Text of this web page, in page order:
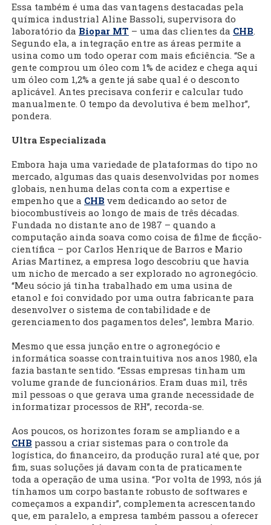
Essa também é uma das vantagens destacadas pela
química industrial Aline Bassoli, supervisora do
laboratório da Biopar MT – uma das clientes da CHB.
Segundo ela, a integração entre as áreas permite a
usina como um todo operar com mais eficiência. “Se a
gente comprou um óleo com 1% de acidez e chega aqui
um óleo com 1,2% a gente já sabe qual é o desconto
aplicável. Antes precisava conferir e calcular tudo
manualmente. O tempo da devolutiva é bem melhor”,
pondera.
Ultra Especializada
Embora haja uma variedade de plataformas do tipo no
mercado, algumas das quais desenvolvidas por nomes
globais, nenhuma delas conta com a expertise e
empenho que a CHB vem dedicando ao setor de
biocombustíveis ao longo de mais de três décadas.
Fundada no distante ano de 1987 – quando a
computação ainda soava como coisa de filme de ficção-
científica – por Carlos Henrique de Barros e Mario
Arias Martinez, a empresa logo descobriu que havia
um nicho de mercado a ser explorado no agronegócio.
“Meu sócio já tinha trabalhado em uma usina de
etanol e foi convidado por uma outra fabricante para
desenvolver o sistema de contabilidade e de
gerenciamento dos pagamentos deles”, lembra Mario.
Mesmo que essa junção entre o agronegócio e
informática soasse contraintuitiva nos anos 1980, ela
fazia bastante sentido. “Essas empresas tinham um
volume grande de funcionários. Eram duas mil, três
mil pessoas o que gerava uma grande necessidade de
informatizar processos de RH”, recorda-se.
Aos poucos, os horizontes foram se ampliando e a
CHB passou a criar sistemas para o controle da
logística, do financeiro, da produção rural até que, por
fim, suas soluções já davam conta de praticamente
toda a operação de uma usina. “Por volta de 1993, nós já
tínhamos um corpo bastante robusto de softwares e
começamos a expandir”, complementa acrescentando
que, em paralelo, a empresa também passou a oferecer